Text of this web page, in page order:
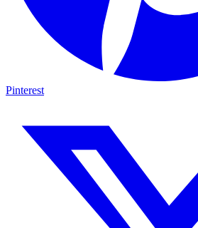
Pinterest